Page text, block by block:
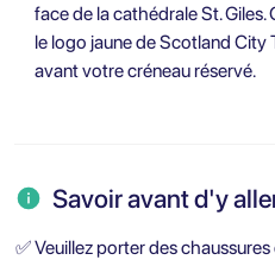
face de la cathédrale St.
le logo jaune de Scotland City
avant votre créneau réservé.
Savoir avant d'y
✅Veuillez porter des